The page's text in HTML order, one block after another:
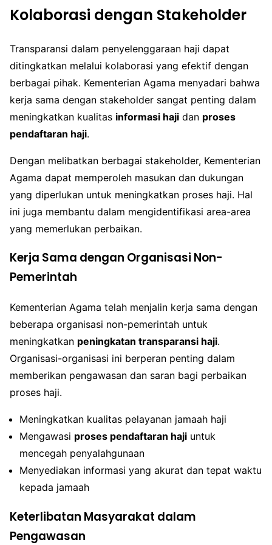
Kolaborasi dengan Stakeholder
Transparansi dalam penyelenggaraan haji dapat
ditingkatkan melalui kolaborasi yang efektif dengan
berbagai pihak. Kementerian Agama menyadari bahwa
kerja sama dengan stakeholder sangat penting dalam
meningkatkan kualitas informasi haji dan proses
pendaftaran haji.
Dengan melibatkan berbagai stakeholder, Kementerian
Agama dapat memperoleh masukan dan dukungan
yang diperlukan untuk meningkatkan proses haji. Hal
ini juga membantu dalam mengidentifikasi area-area
yang memerlukan perbaikan.
Kerja Sama dengan Organisasi Non-
Pemerintah
Kementerian Agama telah menjalin kerja sama dengan
beberapa organisasi non-pemerintah untuk
meningkatkan peningkatan transparansi haji.
Organisasi-organisasi ini berperan penting dalam
memberikan pengawasan dan saran bagi perbaikan
proses haji.
Meningkatkan kualitas pelayanan jamaah haji
Mengawasi proses pendaftaran haji untuk
mencegah penyalahgunaan
Menyediakan informasi yang akurat dan tepat waktu
kepada jamaah
Keterlibatan Masyarakat dalam
Pengawasan